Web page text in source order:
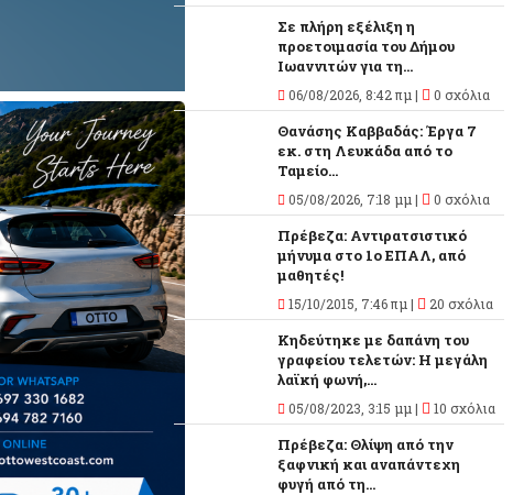
Σε πλήρη εξέλιξη η
προετοιμασία του Δήμου
Ιωαννιτών για τη...
06/08/2026, 8:42 πμ | 0 σχόλια
Θανάσης Καββαδάς: Έργα 7
εκ. στη Λευκάδα από το
Ταμείο...
05/08/2026, 7:18 μμ | 0 σχόλια
Πρέβεζα: Αντιρατσιστικό
μήνυμα στο 1ο ΕΠΑΛ, από
μαθητές!
15/10/2015, 7:46 πμ | 20 σχόλια
Κηδεύτηκε με δαπάνη του
γραφείου τελετών: Η μεγάλη
λαϊκή φωνή,...
05/08/2023, 3:15 μμ | 10 σχόλια
Πρέβεζα: Θλίψη από την
ξαφνική και αναπάντεχη
φυγή από τη...